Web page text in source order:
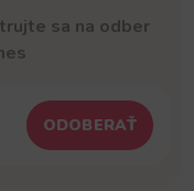
sa na odber
ODOBERAŤ